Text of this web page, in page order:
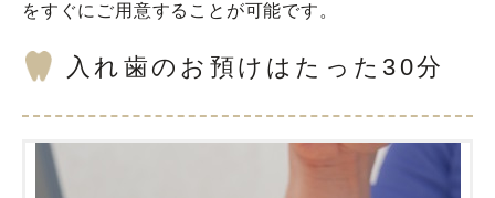
をすぐにご用意することが可能です。
入れ歯のお預けはたった30分